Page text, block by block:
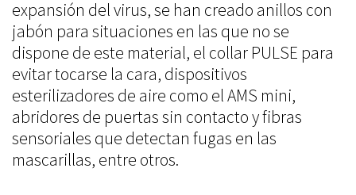
expansión del virus, se han creado anillos con
jabón para situaciones en las que no se
dispone de este material, el collar PULSE para
evitar tocarse la cara, dispositivos
esterilizadores de aire como el AMS mini,
abridores de puertas sin contacto y fibras
sensoriales que detectan fugas en las
mascarillas, entre otros.